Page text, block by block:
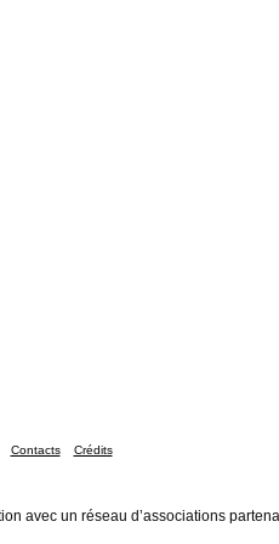
Contacts Crédits
avec un réseau d’associations